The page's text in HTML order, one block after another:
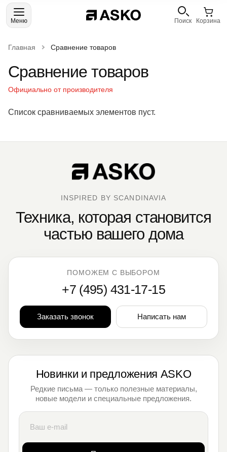
Меню Поиск Корзина
Сравнение товаров
Официально от производителя
Главная Сравнение товаров
Список сравниваемых элементов пуст.
INSPIRED BY SCANDINAVIA
Техника, которая становится
частью вашего дома
ПОМОЖЕМ С ВЫБОРОМ
+7 (495) 431-17-15
Заказать звонок Написать нам
Новинки и предложения ASKO
Редкие письма — только полезные материалы,
новые модели и специальные предложения.